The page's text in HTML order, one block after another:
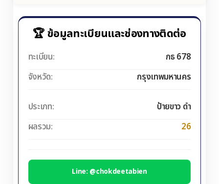
🏆 ข้อมูลทะเบียนและช่องทางติดต่อ
ทะเบียน:
กธ 678
จังหวัด:
กรุงเทพมหานคร
ประเภท:
ป้ายขาว ดำ
ผลรวม:
26
Line: @chokdeetabien